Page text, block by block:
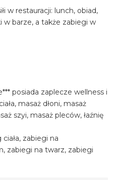
w restauracji: lunch, obiad,
w barze, a także zabiegi w
posiada zaplecze wellness i
masaż dłoni, masaż
szyi, masaż pleców, łaźnię
zabiegi na
zabiegi na twarz, zabiegi